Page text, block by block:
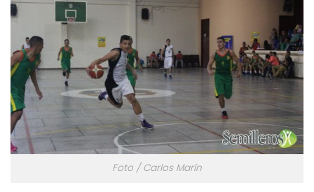
Foto / Carlos Marín